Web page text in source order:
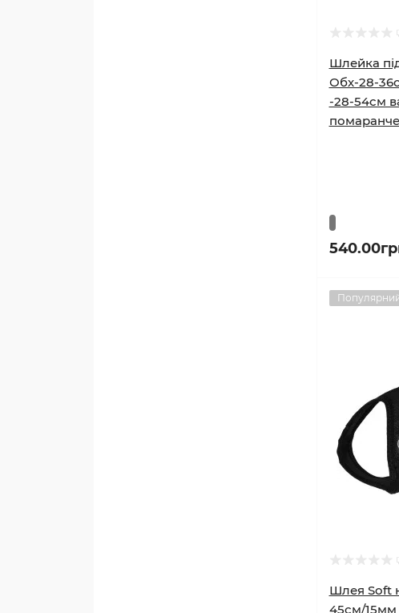
Шлейка
Обх-28-
-28-54см
Шлея Soft
45см/15мм